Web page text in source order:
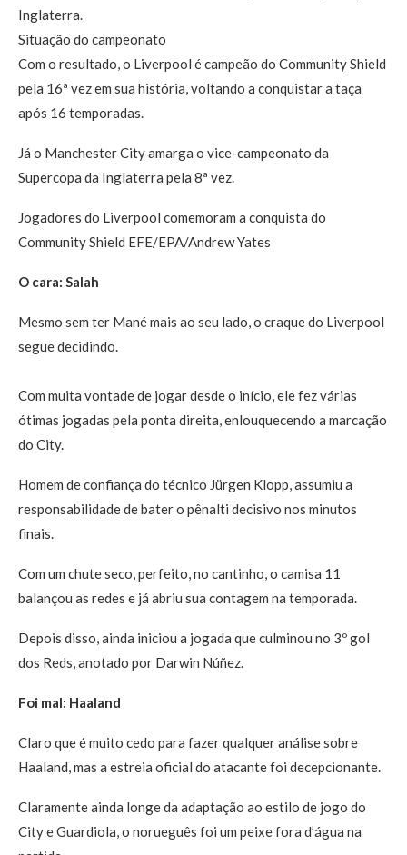
Inglaterra.
Situação do campeonato
Com o resultado, o Liverpool é campeão do Community Shield
pela 16ª vez em sua história, voltando a conquistar a taça
após 16 temporadas.
Já o Manchester City amarga o vice-campeonato da
Supercopa da Inglaterra pela 8ª vez.
Jogadores do Liverpool comemoram a conquista do
Community Shield EFE/EPA/Andrew Yates
O cara: Salah
Mesmo sem ter Mané mais ao seu lado, o craque do Liverpool
segue decidindo.
Com muita vontade de jogar desde o início, ele fez várias
ótimas jogadas pela ponta direita, enlouquecendo a marcação
do City.
Homem de confiança do técnico Jürgen Klopp, assumiu a
responsabilidade de bater o pênalti decisivo nos minutos
finais.
Com um chute seco, perfeito, no cantinho, o camisa 11
balançou as redes e já abriu sua contagem na temporada.
Depois disso, ainda iniciou a jogada que culminou no 3º gol
dos Reds, anotado por Darwin Núñez.
Foi mal: Haaland
Claro que é muito cedo para fazer qualquer análise sobre
Haaland, mas a estreia oficial do atacante foi decepcionante.
Claramente ainda longe da adaptação ao estilo de jogo do
City e Guardiola, o norueguês foi um peixe fora d’água na